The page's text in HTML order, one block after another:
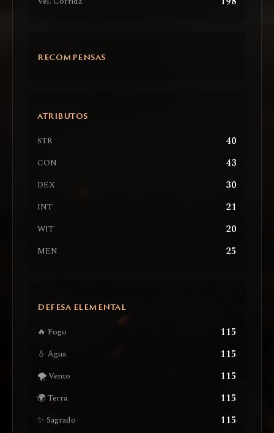
RECOMPENSAS
ATRIBUTOS
STR 40
CON 43
DEX 30
INT 21
WIT 20
MEN 25
DEFESA ELEMENTAL
🔥 Fogo 115
💧 Água 115
🌪️ Vento 115
🌍 Terra 115
✨ Sagrado 115